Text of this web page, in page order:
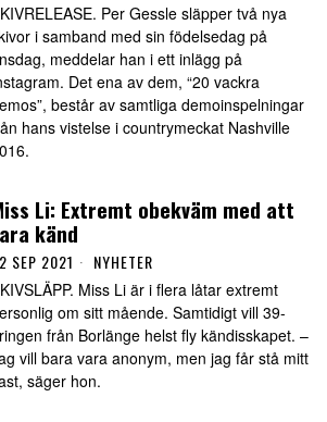
Per Gessle släpper två nya
i samband med sin födelsedag på
meddelar han i ett inlägg på
Det ena av dem, “20 vackra
består av samtliga demoinspelningar
hans vistelse i countrymeckat Nashville
Li: Extremt obekväm med att
känd
SEP 2021 NYHETER
Miss Li är i flera låtar extremt
om sitt mående. Samtidigt vill 39-
från Borlänge helst fly kändisskapet. –
vill bara vara anonym, men jag får stå mitt
säger hon.